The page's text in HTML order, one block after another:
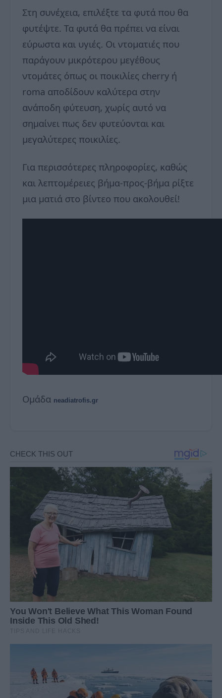
Στη συνέχεια, επιλέξτε τα φυτά που θα
φυτέψτε. Τα φυτά θα πρέπει να είναι
εύρωστα και υγιές. Οι ντοματιές που
παράγουν μικρότερου μεγέθους
ντομάτες όπως οι ποικιλίες cherry ή
roma αποδίδουν καλύτερα στην
ανάποδη φύτευση, χωρίς αυτό να
σημαίνει πως δεν φυτεύονται και
μεγαλύτερες ποικιλίες.
Για περισσότερες πληροφορίες, καθώς
και λεπτομέρειες βήμα-προς-βήμα ρίξτε
μια ματιά στο βίντεο που ακολουθεί!
Ομάδα neadiatrofis.gr